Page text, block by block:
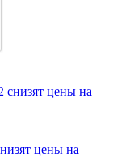
цены на